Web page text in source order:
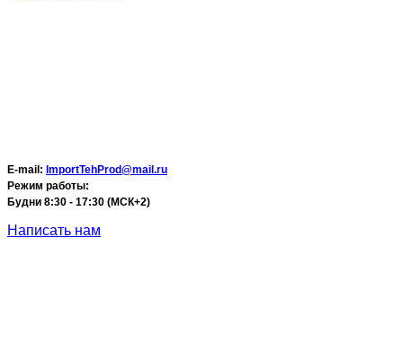
E-mail: ImportTehProd@mail.ru
Режим работы:
Будни 8:30 - 17:30 (МСК+2)
Написать нам